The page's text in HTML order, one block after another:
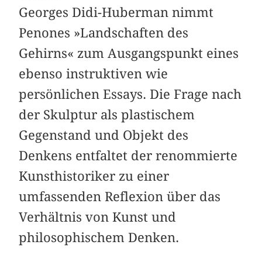
Georges Didi-Huberman nimmt
Penones »Landschaften des
Gehirns« zum Ausgangspunkt eines
ebenso instruktiven wie
persönlichen Essays. Die Frage nach
der Skulptur als plastischem
Gegenstand und Objekt des
Denkens entfaltet der renommierte
Kunsthistoriker zu einer
umfassenden Reflexion über das
Verhältnis von Kunst und
philosophischem Denken.